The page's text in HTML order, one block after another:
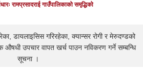
रामप्रसादराई गाउँपालिकाको समृद्धिको
डायलाइसिस गरिरहेका, क्यान्सर रोगी र मेरुदण्डको
औषधी उपचार वापत खर्च पाउन नविकरण गर्ने सम्बन्धि
सूचना ।